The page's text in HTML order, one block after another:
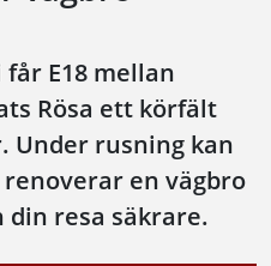
E18 mellan
Rösa ett körfält
Under rusning kan
en vägbro
din resa säkrare.